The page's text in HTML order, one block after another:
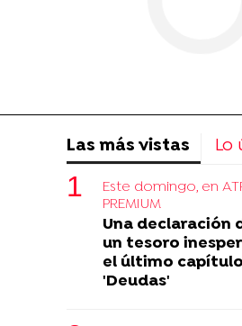
Las más vistas Lo
Este domingo, en
PREMIUM
Una declaración
un tesoro
el último
'Deudas'